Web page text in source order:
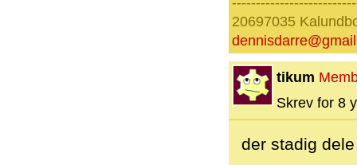
20697035
tikum
Skrev for 8
der stadig